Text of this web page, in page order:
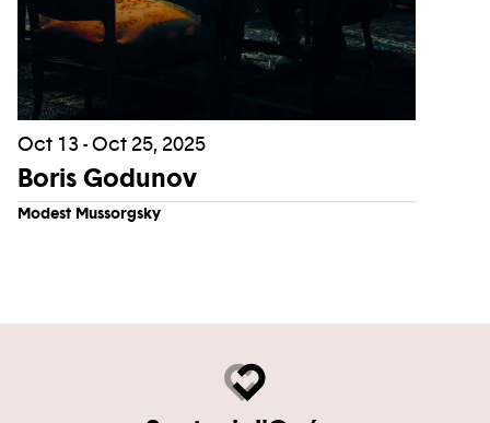
Oct 13 - Oct 25, 2025
Boris Godunov
Modest Mussorgsky